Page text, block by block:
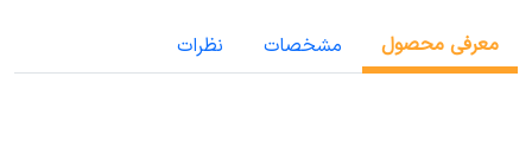
معرفی محصول مشخصات نظرات